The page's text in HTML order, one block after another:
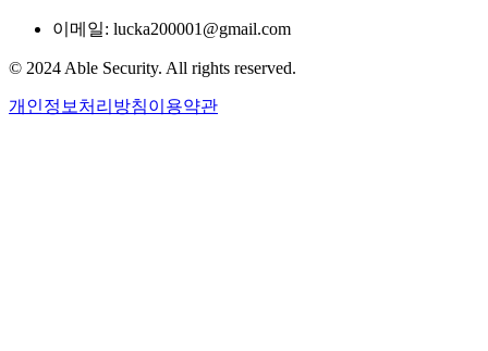
이메일: lucka200001@gmail.com
© 2024 Able Security. All rights reserved.
개인정보처리방침이용약관